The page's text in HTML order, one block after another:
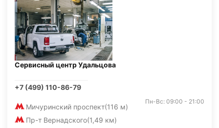
Сервисный центр Удальцова
+7 (499) 110-86-79
Мичуринский проспект(116 м)
Пр-т Вернадского(1,49 км)
Пн-Вс: 09:00 - 21:00